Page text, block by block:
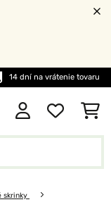
14 dní na vrátenie tovaru
skrinky